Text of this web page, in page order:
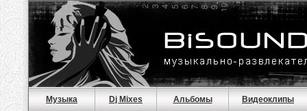
Музыка Dj Mixes Альбомы Видеоклипы